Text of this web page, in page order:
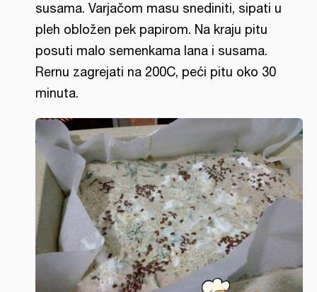
susama. Varjačom masu snediniti, sipati u
pleh obložen pek papirom. Na kraju pitu
posuti malo semenkama lana i susama.
Rernu zagrejati na 200C, peći pitu oko 30
minuta.